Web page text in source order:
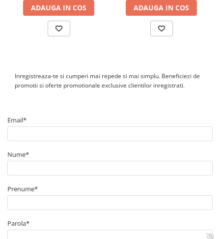
ADAUGA IN COS ADAUGA IN COS
Inregistreaza-te si cumperi mai repede si mai simplu. Beneficiezi de
promotii si oferte promotionale exclusive clientilor inregistrati.
Email*
Nume*
Prenume*
Parola*